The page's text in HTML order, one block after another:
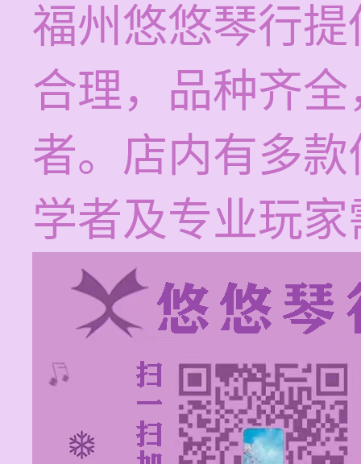
福州悠悠琴行
合理，品种齐
者。店内有多
学者及专业玩